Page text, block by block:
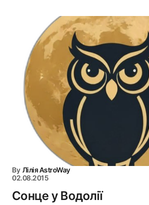
By Лілія AstroWay
02.08.2015
Сонце у Водолії